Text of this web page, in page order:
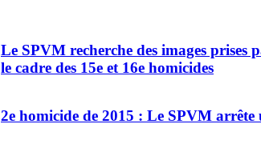
Le SPVM recherche des images prises
le cadre des 15e et 16e homicides
2e homicide de 2015 : Le SPVM arrête